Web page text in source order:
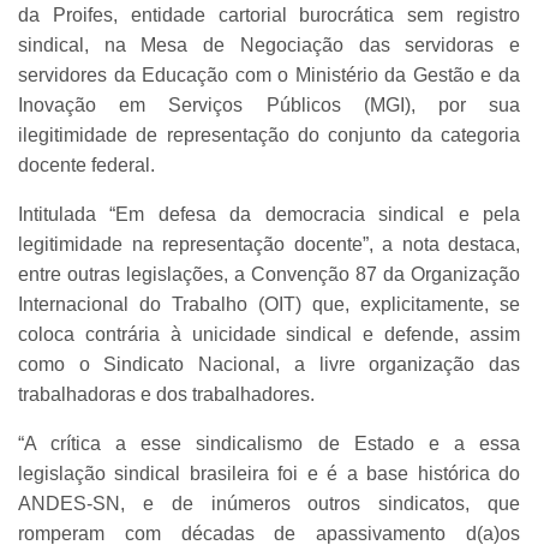
da Proifes, entidade cartorial burocrática sem registro
sindical, na Mesa de Negociação das servidoras e
servidores da Educação com o Ministério da Gestão e da
Inovação em Serviços Públicos (MGI), por sua
ilegitimidade de representação do conjunto da categoria
docente federal.
Intitulada “Em defesa da democracia sindical e pela
legitimidade na representação docente”, a nota destaca,
entre outras legislações, a Convenção 87 da Organização
Internacional do Trabalho (OIT) que, explicitamente, se
coloca contrária à unicidade sindical e defende, assim
como o Sindicato Nacional, a livre organização das
trabalhadoras e dos trabalhadores.
“A crítica a esse sindicalismo de Estado e a essa
legislação sindical brasileira foi e é a base histórica do
ANDES-SN, e de inúmeros outros sindicatos, que
romperam com décadas de apassivamento d(a)os